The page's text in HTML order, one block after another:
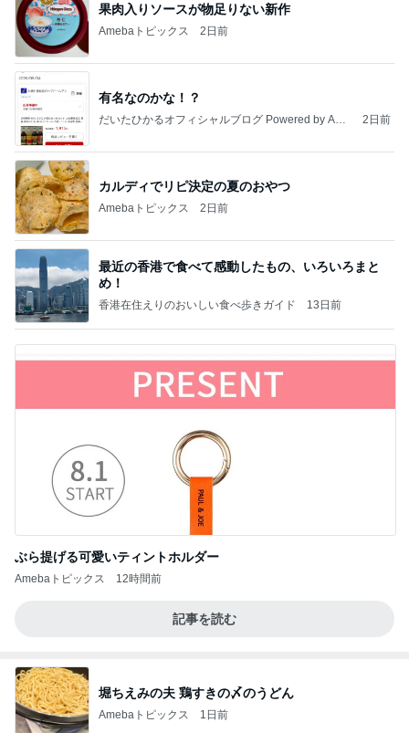
果肉入りソースが物足りない新作
Amebaトピックス 2日前
有名なのかな！？
だいたひかるオフィシャルブログ Powered by Ame
2日前
カルディでリピ決定の夏のおやつ
Amebaトピックス 2日前
最近の香港で食べて感動したもの、いろいろまと
め！
香港在住えりのおいしい食べ歩きガイド 13日前
ぶら提げる可愛いティントホルダー
Amebaトピックス 12時間前
記事を読む
堀ちえみの夫 鶏すきの〆のうどん
Amebaトピックス 1日前